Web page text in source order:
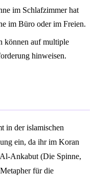
im Schlafzimmer hat
im Büro oder im Freien.
können auf multiple
hinweisen.
in der islamischen
ein, da ihr im Koran
Ankabut (Die Spinne,
für die